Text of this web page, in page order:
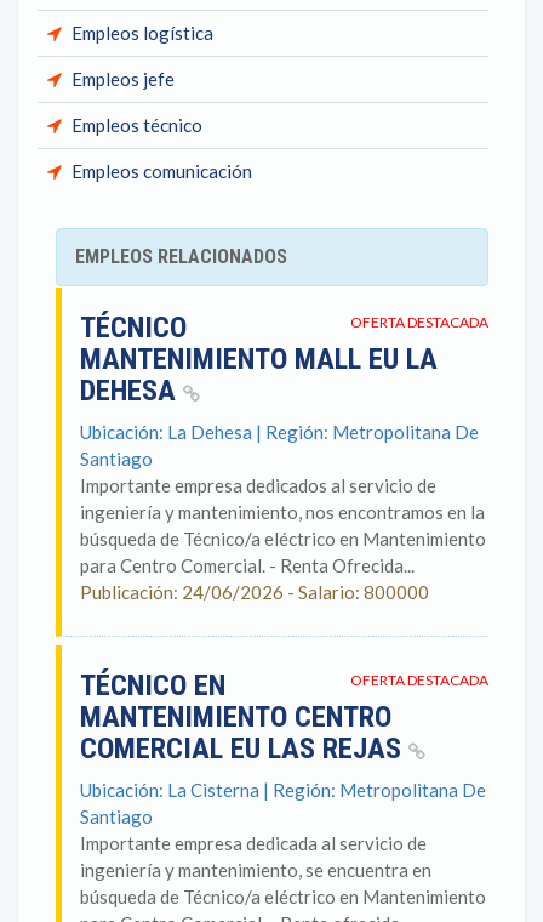
Empleos logística
Empleos jefe
Empleos técnico
Empleos comunicación
EMPLEOS RELACIONADOS
OFERTA DESTACADA
TÉCNICO
MANTENIMIENTO MALL EU LA
DEHESA
Ubicación: La Dehesa | Región: Metropolitana De
Santiago
Importante empresa dedicados al servicio de
ingeniería y mantenimiento, nos encontramos en la
búsqueda de Técnico/a eléctrico en Mantenimiento
para Centro Comercial. - Renta Ofrecida...
Publicación: 24/06/2026 - Salario: 800000
OFERTA DESTACADA
TÉCNICO EN
MANTENIMIENTO CENTRO
COMERCIAL EU LAS REJAS
Ubicación: La Cisterna | Región: Metropolitana De
Santiago
Importante empresa dedicada al servicio de
ingeniería y mantenimiento, se encuentra en
búsqueda de Técnico/a eléctrico en Mantenimiento